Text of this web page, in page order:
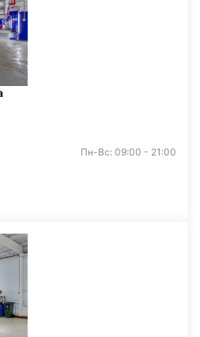
Пн-Вс: 09:00 - 21:00